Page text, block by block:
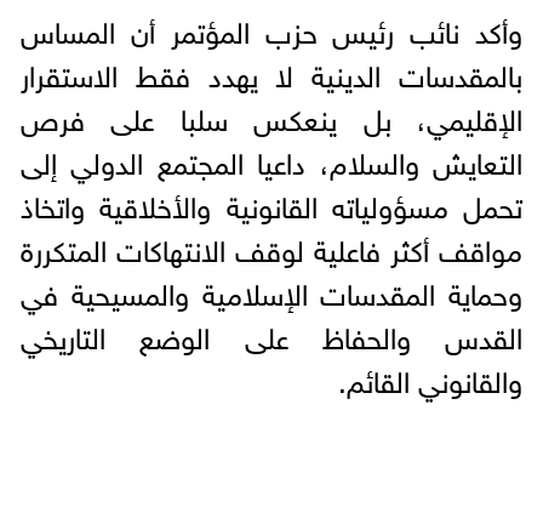
وأكد نائب رئيس حزب المؤتمر أن المساس
بالمقدسات الدينية لا يهدد فقط الاستقرار
الإقليمي، بل ينعكس سلبا على فرص
التعايش والسلام، داعيا المجتمع الدولي إلى
تحمل مسؤولياته القانونية والأخلاقية واتخاذ
مواقف أكثر فاعلية لوقف الانتهاكات المتكررة
وحماية المقدسات الإسلامية والمسيحية في
القدس والحفاظ على الوضع التاريخي
والقانوني القائم.